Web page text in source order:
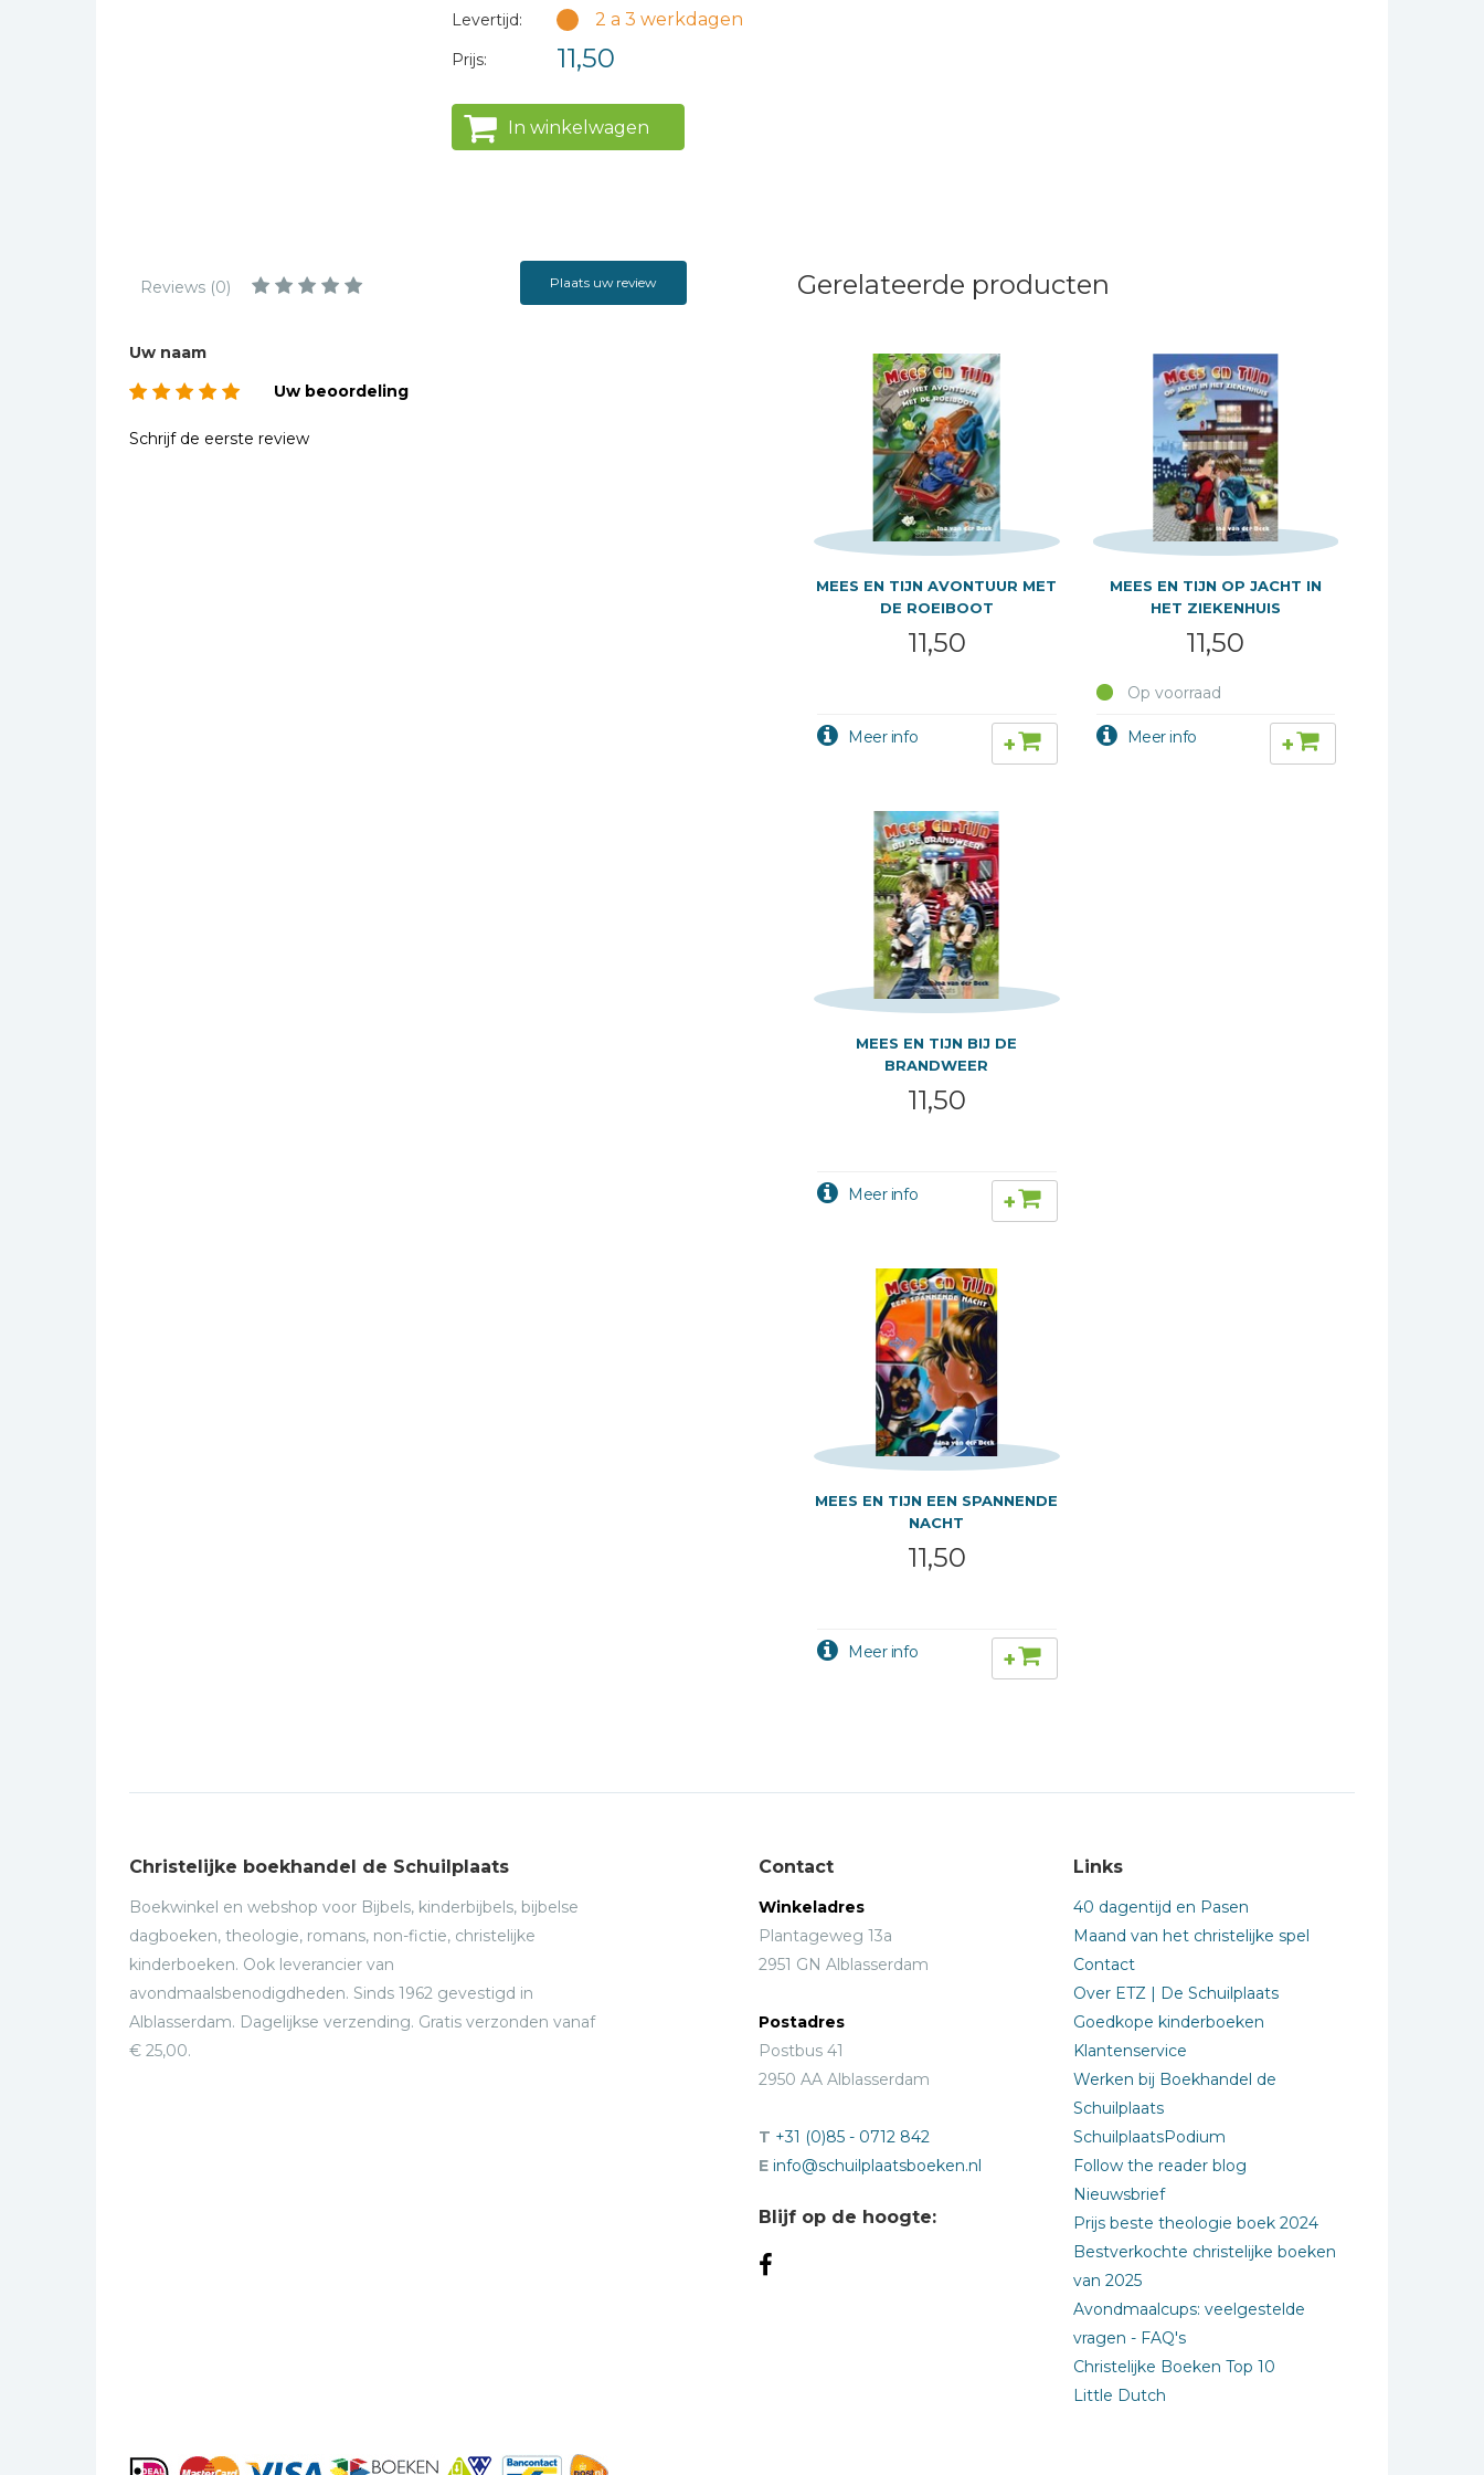
Toeristische kaarten en
gidsen
Levertijd: 2 a 3 werkdagen
Prijs: 11,50
In winkelwagen
Reviews (0) Plaats uw review
Uw naam
Uw beoordeling
Schrijf de eerste review
Gerelateerde producten
MEES EN TIJN AVONTUUR MET
DE ROEIBOOT
11,50
+
MEES EN TIJN OP JACHT IN
HET ZIEKENHUIS
11,50
Op voorraad
+
MEES EN TIJN BIJ DE
BRANDWEER
11,50
+
MEES EN TIJN EEN SPANNENDE
NACHT
11,50
+
Christelijke boekhandel de Schuilplaats
Boekwinkel en webshop voor Bijbels, kinderbijbels, bijbelse
dagboeken, theologie, romans, non-fictie, christelijke
kinderboeken. Ook leverancier van
avondmaalsbenodigdheden. Sinds 1962 gevestigd in
Alblasserdam. Dagelijkse verzending. Gratis verzonden vanaf
€ 25,00.
Contact
Winkeladres
Plantageweg 13a
2951 GN Alblasserdam
Postadres
Postbus 41
2950 AA Alblasserdam
T +31 (0)85 - 0712 842
E info@schuilplaatsboeken.nl
Blijf op de hoogte:
Links
40 dagentijd en Pasen
Maand van het christelijke spel
Contact
Over ETZ | De Schuilplaats
Goedkope kinderboeken
Klantenservice
Werken bij Boekhandel de
Schuilplaats
SchuilplaatsPodium
Follow the reader blog
Nieuwsbrief
Prijs beste theologie boek 2024
Bestverkochte christelijke boeken
van 2025
Avondmaalcups: veelgestelde
vragen - FAQ's
Christelijke Boeken Top 10
Little Dutch